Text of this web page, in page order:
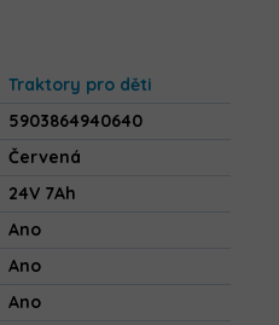
Traktory pro děti
5903864940640
Červená
24V 7Ah
Ano
Ano
Ano